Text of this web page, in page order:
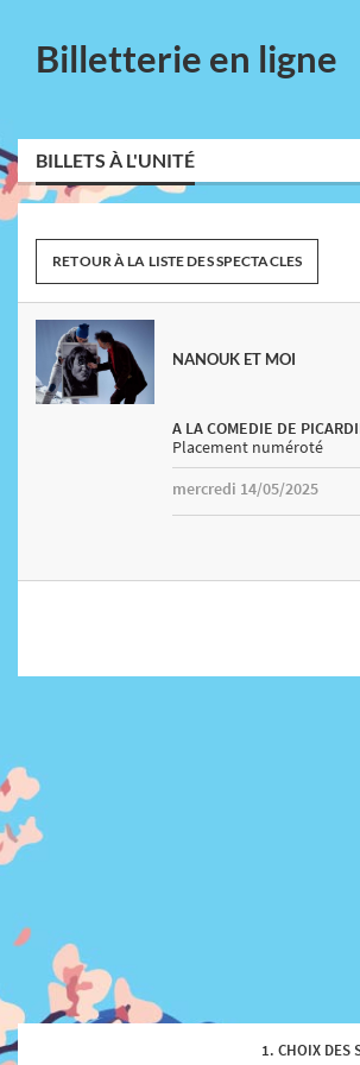
Billetterie en ligne
BILLETS À L'UNITÉ
RETOUR À LA LISTE DES SPECTACLES
NANOUK ET MOI
A LA COMEDIE DE
Placement numéroté
mercredi 14/05/2025
CHOIX DES